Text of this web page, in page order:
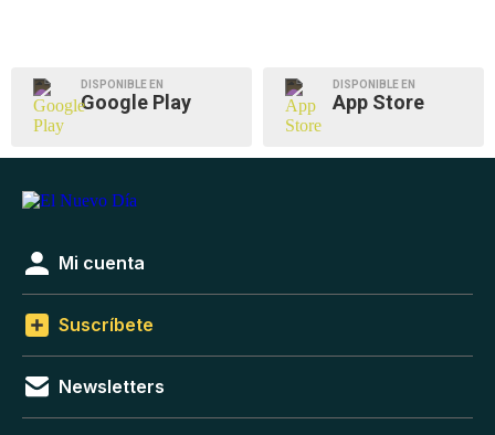
DISPONIBLE EN
Google Play
DISPONIBLE EN
App Store
Mi cuenta
Suscríbete
Newsletters